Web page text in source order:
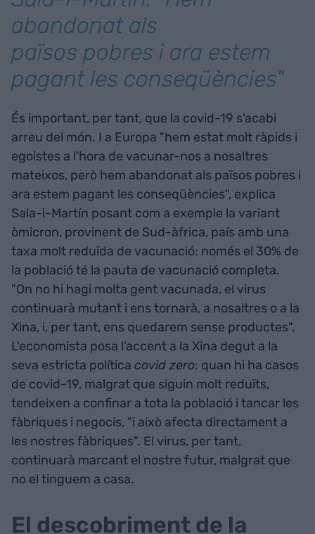
abandonat als
països pobres i ara estem
pagant les conseqüències"
És important, per tant, que la covid-19 s'acabi
arreu del món. I a Europa "hem estat molt ràpids i
egoistes a l'hora de vacunar-nos a nosaltres
mateixos, però hem abandonat als països pobres i
ara estem pagant les conseqüències", explica
Sala-i-Martín posant com a exemple la variant
òmicron, provinent de Sud-àfrica, país amb una
taxa molt reduïda de vacunació: només el 30% de
la població té la pauta de vacunació completa.
"On no hi hagi molta gent vacunada, el virus
continuarà mutant i ens tornarà, a nosaltres o a la
Xina, i, per tant, ens quedarem sense productes".
L'economista posa l'accent a la Xina degut a la
seva estricta política covid zero: quan hi ha casos
de covid-19, malgrat que siguin molt reduïts,
tendeixen a confinar a tota la població i tancar les
fàbriques i negocis, "i això afecta directament a
les nostres fàbriques". El virus, per tant,
continuarà marcant el nostre futur, malgrat que
no el tinguem a casa.
El descobriment de la